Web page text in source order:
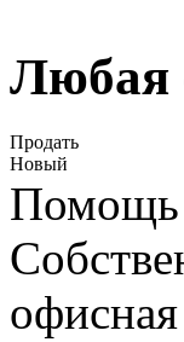
Любая
Продать
Новый
Помощь